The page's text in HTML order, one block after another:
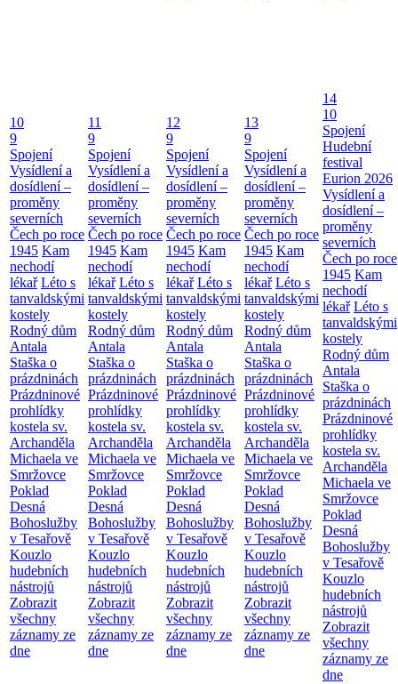
10
9
Spojení
Vysídlení a
dosídlení –
proměny
severních
Čech po roce
1945 Kam
nechodí
lékař Léto s
tanvaldskými
kostely
Rodný dům
Antala
Staška o
prázdninách
Prázdninové
prohlídky
kostela sv.
Archanděla
Michaela ve
Smržovce
Poklad
Desná
Bohoslužby
v Tesařově
Kouzlo
hudebních
nástrojů
Zobrazit
všechny
záznamy ze
dne
11
9
Spojení
Vysídlení a
dosídlení –
proměny
severních
Čech po roce
1945 Kam
nechodí
lékař Léto s
tanvaldskými
kostely
Rodný dům
Antala
Staška o
prázdninách
Prázdninové
prohlídky
kostela sv.
Archanděla
Michaela ve
Smržovce
Poklad
Desná
Bohoslužby
v Tesařově
Kouzlo
hudebních
nástrojů
Zobrazit
všechny
záznamy ze
dne
12
9
Spojení
Vysídlení a
dosídlení –
proměny
severních
Čech po roce
1945 Kam
nechodí
lékař Léto s
tanvaldskými
kostely
Rodný dům
Antala
Staška o
prázdninách
Prázdninové
prohlídky
kostela sv.
Archanděla
Michaela ve
Smržovce
Poklad
Desná
Bohoslužby
v Tesařově
Kouzlo
hudebních
nástrojů
Zobrazit
všechny
záznamy ze
dne
13
9
Spojení
Vysídlení a
dosídlení –
proměny
severních
Čech po roce
1945 Kam
nechodí
lékař Léto s
tanvaldskými
kostely
Rodný dům
Antala
Staška o
prázdninách
Prázdninové
prohlídky
kostela sv.
Archanděla
Michaela ve
Smržovce
Poklad
Desná
Bohoslužby
v Tesařově
Kouzlo
hudebních
nástrojů
Zobrazit
všechny
záznamy ze
dne
14
10
Spojení
Hudební
festival
Eurion 2026
Vysídlení a
dosídlení –
proměny
severních
Čech po roce
1945 Kam
nechodí
lékař Léto s
tanvaldskými
kostely
Rodný dům
Antala
Staška o
prázdninách
Prázdninové
prohlídky
kostela sv.
Archanděla
Michaela ve
Smržovce
Poklad
Desná
Bohoslužby
v Tesařově
Kouzlo
hudebních
nástrojů
Zobrazit
všechny
záznamy ze
dne